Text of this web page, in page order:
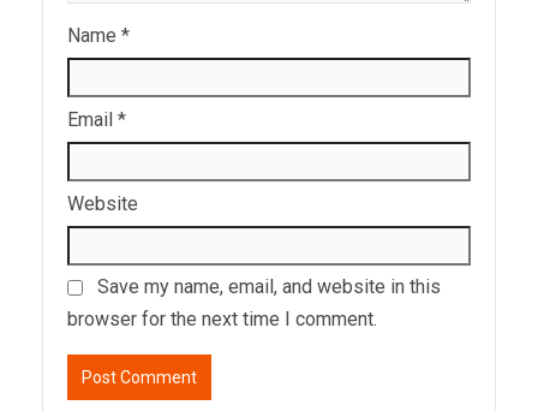
Name *
Email *
Website
Save my name, email, and website in this
browser for the next time I comment.